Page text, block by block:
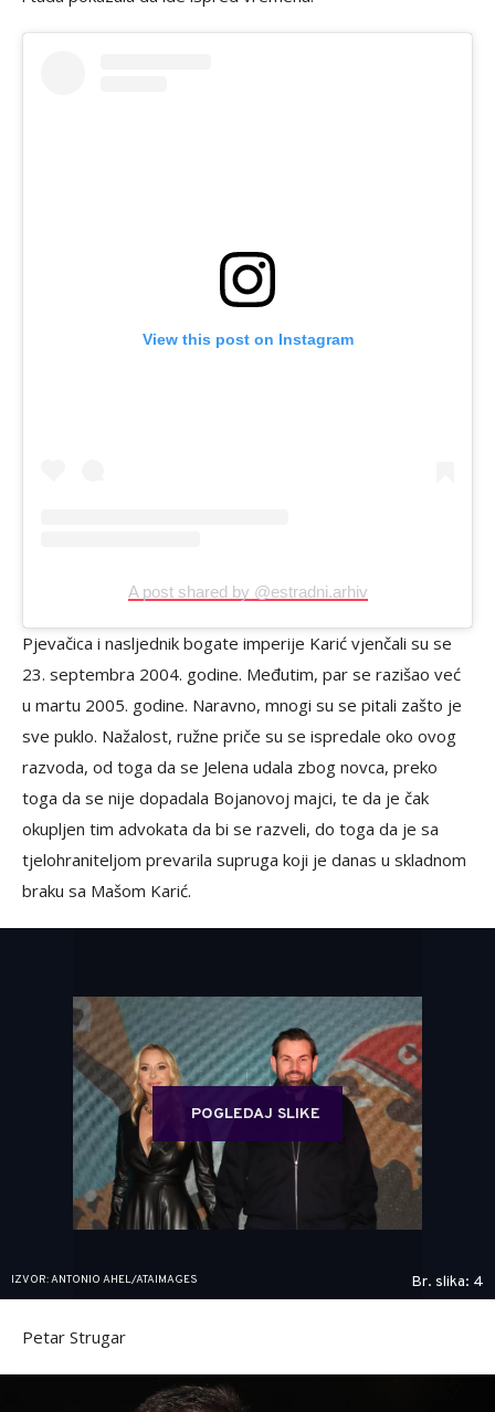
View this post on Instagram
A post shared by @estradni.arhiv
Pjevačica i nasljednik bogate imperije Karić vjenčali su se
23. septembra 2004. godine. Međutim, par se razišao već
u martu 2005. godine. Naravno, mnogi su se pitali zašto je
sve puklo. Nažalost, ružne priče su se ispredale oko ovog
razvoda, od toga da se Jelena udala zbog novca, preko
toga da se nije dopadala Bojanovoj majci, te da je čak
okupljen tim advokata da bi se razveli, do toga da je sa
tjelohraniteljom prevarila supruga koji je danas u skladnom
braku sa Mašom Karić.
POGLEDAJ SLIKE
IZVOR: ANTONIO AHEL/ATAIMAGES Br. slika: 4
Petar Strugar